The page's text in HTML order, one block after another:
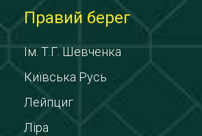
Правий берег
Ім. Т.Г. Шевченка
Київська Русь
Лейпциг
Ліра